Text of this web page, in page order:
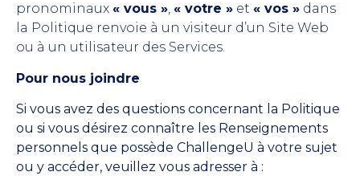
pronominaux « vous », « votre » et « vos » dans
la Politique renvoie à un visiteur d’un Site Web
ou à un utilisateur des Services.
Pour nous joindre
Si vous avez des questions concernant la Politique
ou si vous désirez connaître les Renseignements
personnels que possède ChallengeU à votre sujet
ou y accéder, veuillez vous adresser à :